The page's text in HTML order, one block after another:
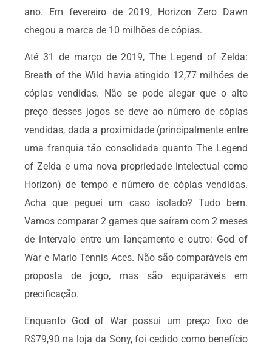
ano. Em fevereiro de 2019, Horizon Zero Dawn
chegou a marca de 10 milhões de cópias.
Até 31 de março de 2019, The Legend of Zelda:
Breath of the Wild havia atingido 12,77 milhões de
cópias vendidas. Não se pode alegar que o alto
preço desses jogos se deve ao número de cópias
vendidas, dada a proximidade (principalmente entre
uma franquia tão consolidada quanto The Legend
of Zelda e uma nova propriedade intelectual como
Horizon) de tempo e número de cópias vendidas.
Acha que peguei um caso isolado? Tudo bem.
Vamos comparar 2 games que saíram com 2 meses
de intervalo entre um lançamento e outro: God of
War e Mario Tennis Aces. Não são comparáveis em
proposta de jogo, mas são equiparáveis em
precificação.
Enquanto God of War possui um preço fixo de
R$79,90 na loja da Sony, foi cedido como benefício